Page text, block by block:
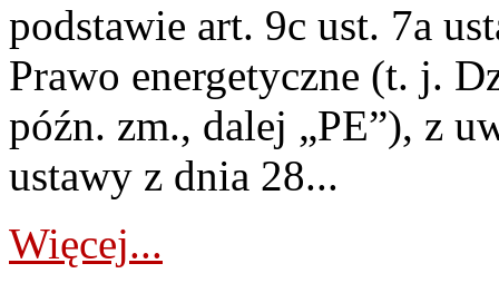
podstawie art. 9c ust. 7a
Prawo energetyczne (t. j.
późn. zm., dalej „PE”), z
ustawy z dnia 28...
Więcej...